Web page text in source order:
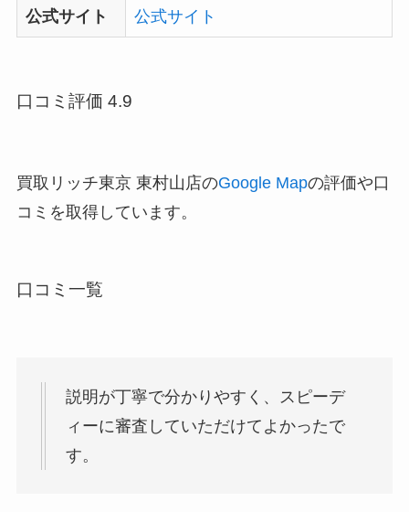
公式サイト 公式サイト
口コミ評価 4.9
買取リッチ東京 東村山店のGoogle Mapの評価や口
コミを取得しています。
口コミ一覧
説明が丁寧で分かりやすく、スピーデ
ィーに審査していただけてよかったで
す。